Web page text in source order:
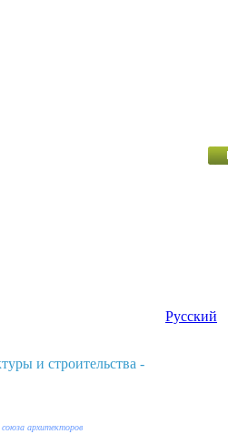
Русский
и строительства -
архитекторов